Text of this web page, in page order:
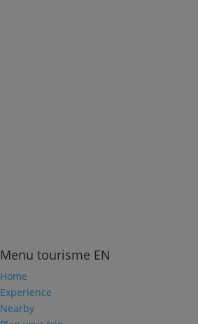
Menu tourisme EN
Home
Experience
Nearby